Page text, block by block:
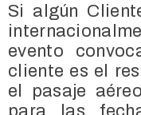
Si algún
evento
cliente es el
el pasaje
para las